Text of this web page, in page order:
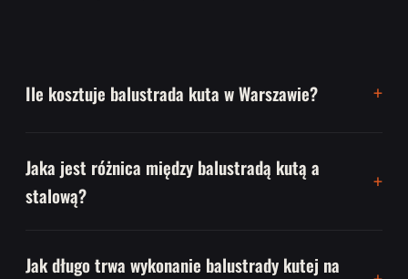
Ile kosztuje balustrada kuta w Warszawie?
Jaka jest różnica między balustradą kutą a
stalową?
Jak długo trwa wykonanie balustrady kutej na